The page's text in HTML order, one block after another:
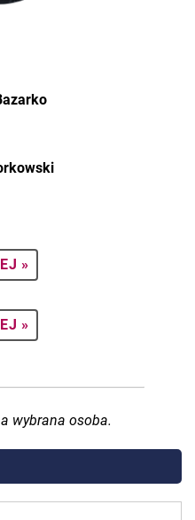
»
»
wybrana osoba.